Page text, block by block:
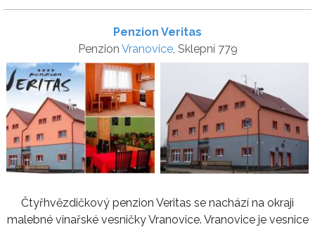
Penzion Veritas
Penzion Vranovice, Sklepní 779
Čtyřhvězdičkový penzion Veritas se nachází na okraji
malebné vinařské vesničky Vranovice. Vranovice je vesnice